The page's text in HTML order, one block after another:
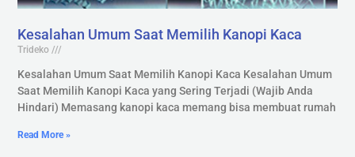
Kesalahan Umum Saat Memilih Kanopi Kaca
Trideko
Kesalahan Umum Saat Memilih Kanopi Kaca Kesalahan Umum
Saat Memilih Kanopi Kaca yang Sering Terjadi (Wajib Anda
Hindari) Memasang kanopi kaca memang bisa membuat rumah
Read More »